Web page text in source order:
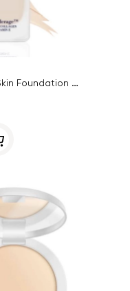
Claresa Everlasting Matte Skin Foundation - 01 Porcelain